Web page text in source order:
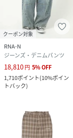
クーポン対象
RNA-N
ジーンズ・デニムパンツ
18,810円 5%OFF
1,710ポイント(10%ポイン
トバック)